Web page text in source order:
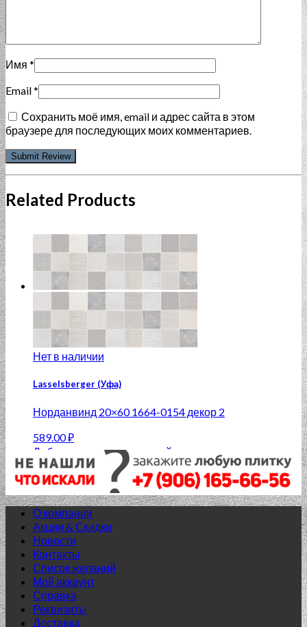
Имя *
Email*
Сохранить моё имя, email и адрес сайта в этом
браузере для последующих моих комментариев.
Related Products
Нет в наличии
Lasselsberger (Уфа)
Норданвинд 20×60 1664-0154 декор 2
589.00₽
Добавить в список желаний
О компании
Акции & Скидки
Новости
Контакты
Список желаний
Мой аккаунт
Справка
Реквизиты
Доставка